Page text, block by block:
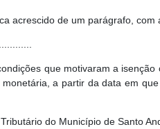
acrescido de um parágrafo,
que motivaram a
a partir da data em
do Município de Santo